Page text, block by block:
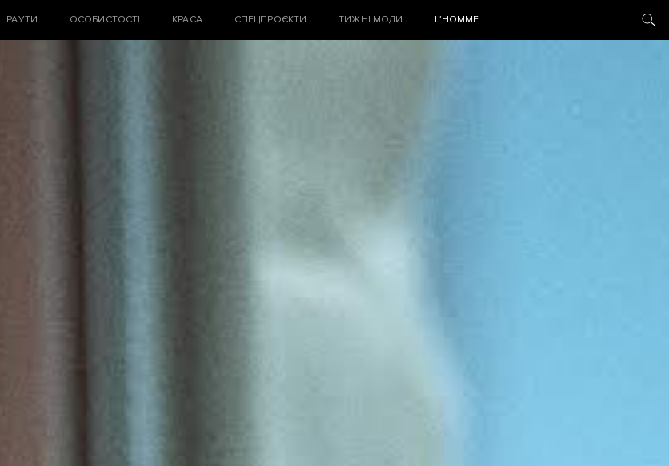
РАУТИ ОСОБИСТОСТІ КРАСА СПЕЦПРОЄКТИ ТИЖНІ МОДИ L’HOMME